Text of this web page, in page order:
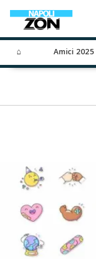
⌂ Amici 2025